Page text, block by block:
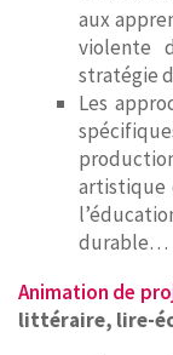
aux
violente
stratégie
Les
artistique
durable…
Animation de
littéraire, lire-